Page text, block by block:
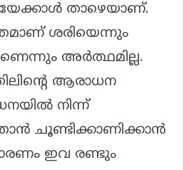
താഴെയാണ്.
ശരിയെന്നും
അർത്ഥമില്ല.
ആരാധന
നിന്ന്
ചൂണ്ടിക്കാണിക്കാൻ
ഇവ രണ്ടും